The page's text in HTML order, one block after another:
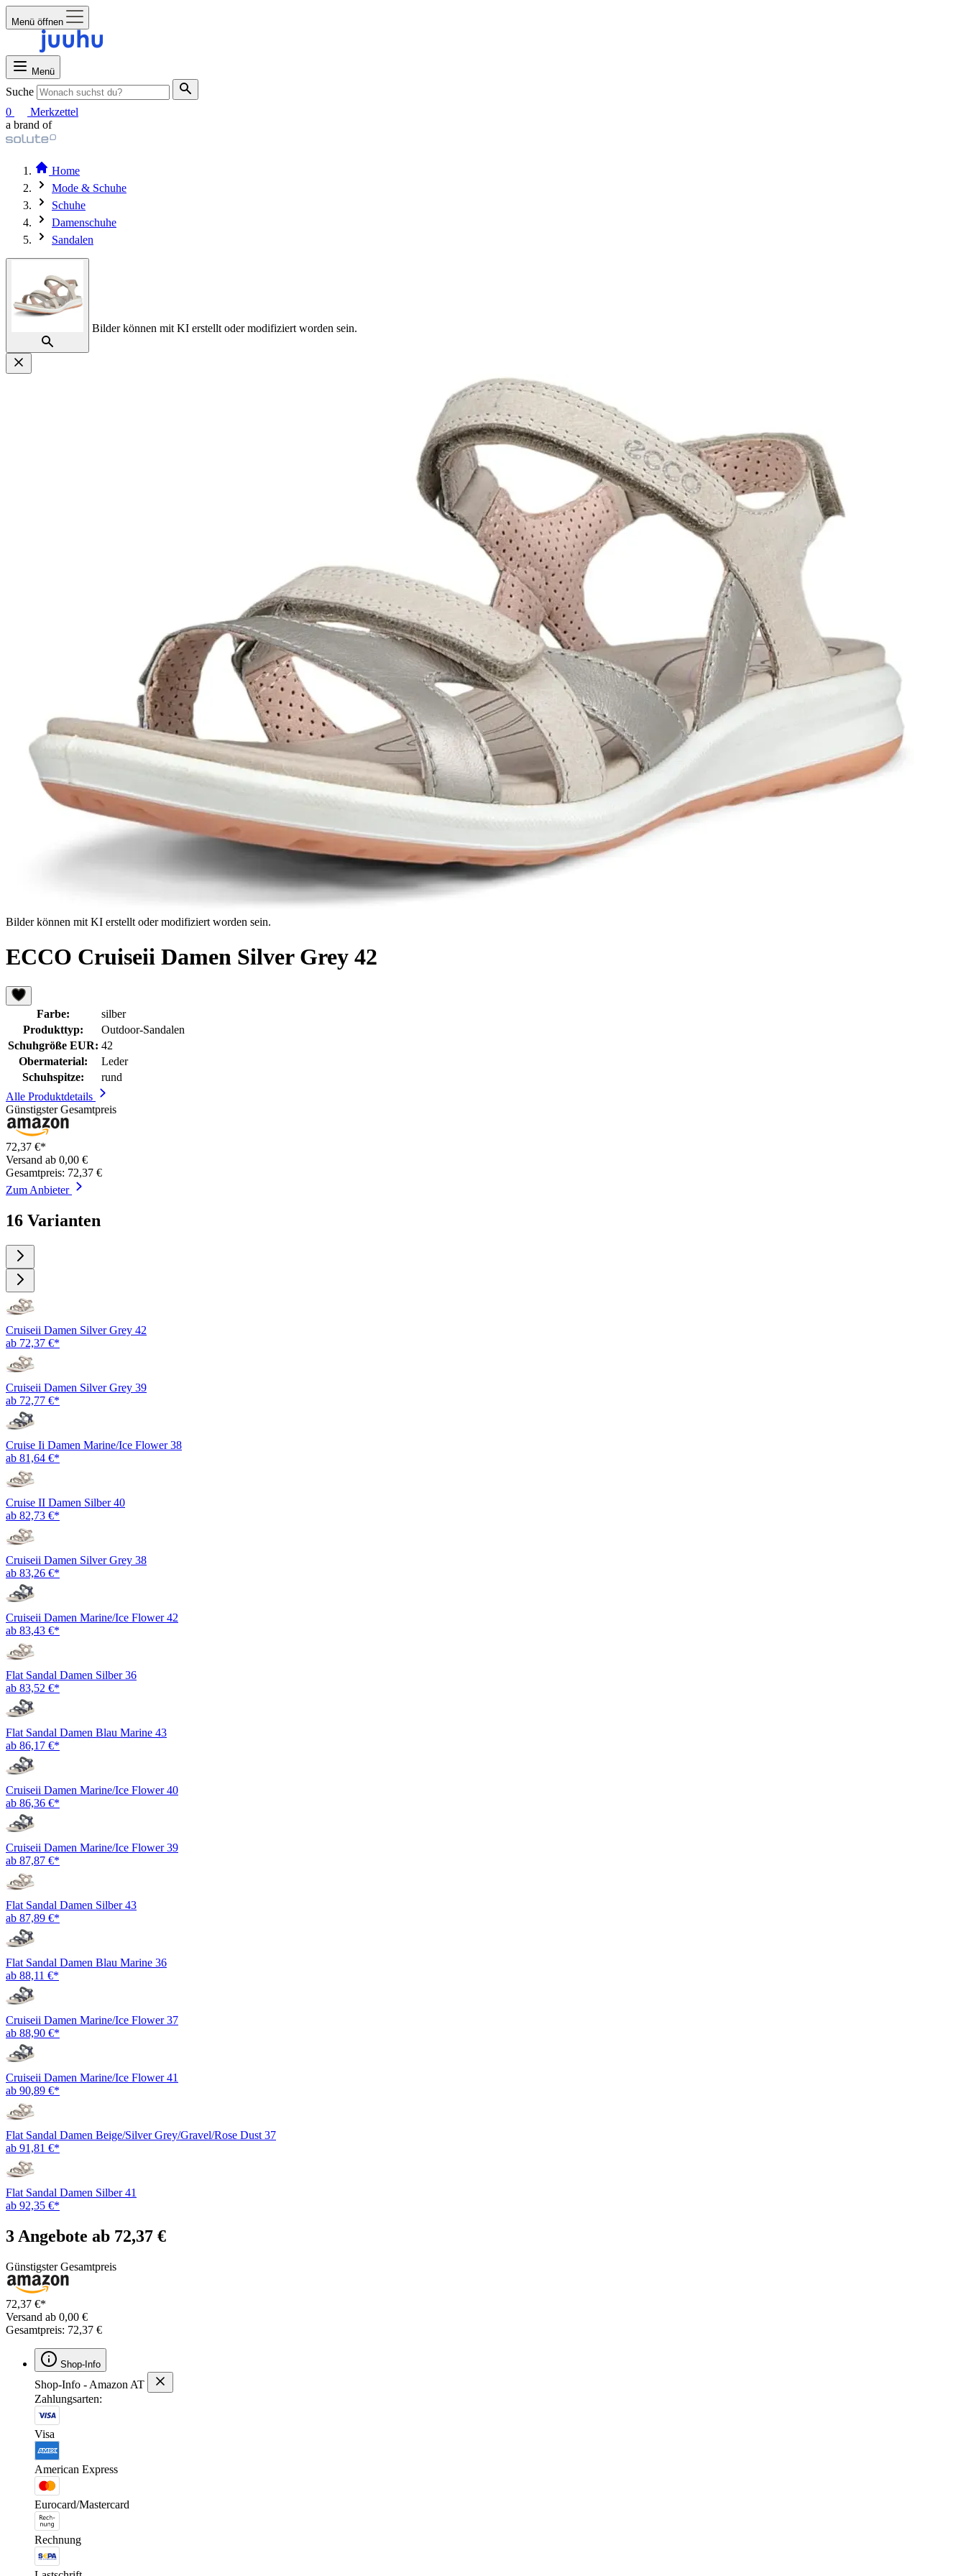
Menü öffnen
Menü
Suche
0
Merkzettel
a brand of
Home
Mode & Schuhe
Schuhe
Damenschuhe
Sandalen
Bilder können mit KI erstellt oder modifiziert worden sein.
Bilder können mit KI erstellt oder modifiziert worden sein.
ECCO Cruiseii Damen Silver Grey 42
Farbe:
silber
Produkttyp:
Outdoor-Sandalen
Schuhgröße EUR: 42
Obermaterial:
Leder
Schuhspitze:
rund
Alle Produktdetails
Günstigster Gesamtpreis
72,37 €*
Versand ab 0,00 €
Gesamtpreis: 72,37 €
Zum Anbieter
16 Varianten
Cruiseii Damen Silver Grey 42
ab 72,37 €*
Cruiseii Damen Silver Grey 39
ab 72,77 €*
Cruise Ii Damen Marine/Ice Flower 38
ab 81,64 €*
Cruise II Damen Silber 40
ab 82,73 €*
Cruiseii Damen Silver Grey 38
ab 83,26 €*
Cruiseii Damen Marine/Ice Flower 42
ab 83,43 €*
Flat Sandal Damen Silber 36
ab 83,52 €*
Flat Sandal Damen Blau Marine 43
ab 86,17 €*
Cruiseii Damen Marine/Ice Flower 40
ab 86,36 €*
Cruiseii Damen Marine/Ice Flower 39
ab 87,87 €*
Flat Sandal Damen Silber 43
ab 87,89 €*
Flat Sandal Damen Blau Marine 36
ab 88,11 €*
Cruiseii Damen Marine/Ice Flower 37
ab 88,90 €*
Cruiseii Damen Marine/Ice Flower 41
ab 90,89 €*
Flat Sandal Damen Beige/Silver Grey/Gravel/Rose Dust 37
ab 91,81 €*
Flat Sandal Damen Silber 41
ab 92,35 €*
3 Angebote ab 72,37 €
Günstigster Gesamtpreis
72,37 €*
Versand ab 0,00 €
Gesamtpreis: 72,37 €
Shop-Info
Shop-Info - Amazon AT
Zahlungsarten:
Visa
American Express
Eurocard/Mastercard
Rechnung